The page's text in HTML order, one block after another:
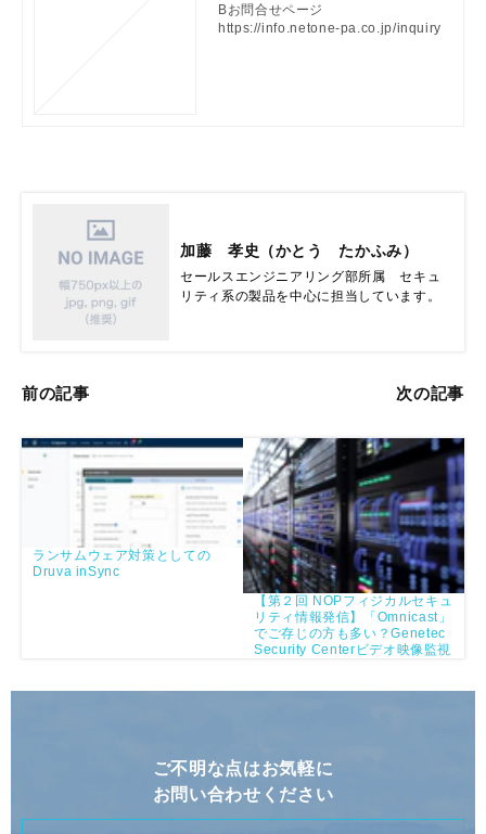
Bお問合せページ
https://info.netone-pa.co.jp/inquiry
加藤 孝史（かとう たかふみ）
セールスエンジニアリング部所属　セキュ
リティ系の製品を中心に担当しています。
前の記事
ランサムウェア対策としての
Druva inSync
次の記事
【第２回 NOPフィジカルセキュ
リティ情報発信】「Omnicast」
でご存じの方も多い？Genetec
Security Centerビデオ映像監視
ご不明な点はお気軽に
お問い合わせください